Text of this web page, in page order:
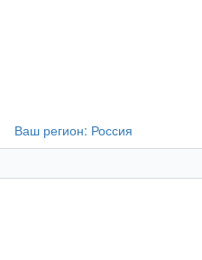
Ваш регион: Россия